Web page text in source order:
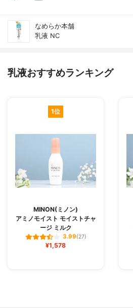
なめらか本舗
乳液 NC
乳液おすすめランキング
1位
MINON(ミノン)
アミノモイスト モイストチャ
ージ ミルク
3.99(27)
¥1,578